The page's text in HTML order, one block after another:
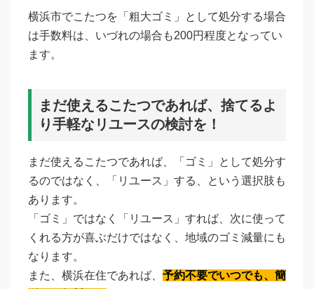
横浜市でこたつを「粗大ゴミ」として処分する場合
は手数料は、いづれの場合も200円程度となってい
ます。
まだ使えるこたつであれば、捨てるよ
り手軽なリユースの検討を！
まだ使えるこたつであれば、「ゴミ」として処分す
るのではなく、「リユース」する、という選択肢も
あります。
「ゴミ」ではなく「リユース」すれば、次に使って
くれる方が喜ぶだけではなく、地域のゴミ減量にも
なります。
また、横浜在住であれば、 予約不要でいつでも、簡